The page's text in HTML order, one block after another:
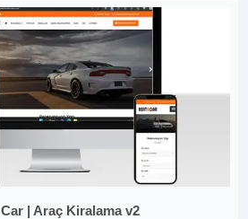
| Araç Kiralama v2